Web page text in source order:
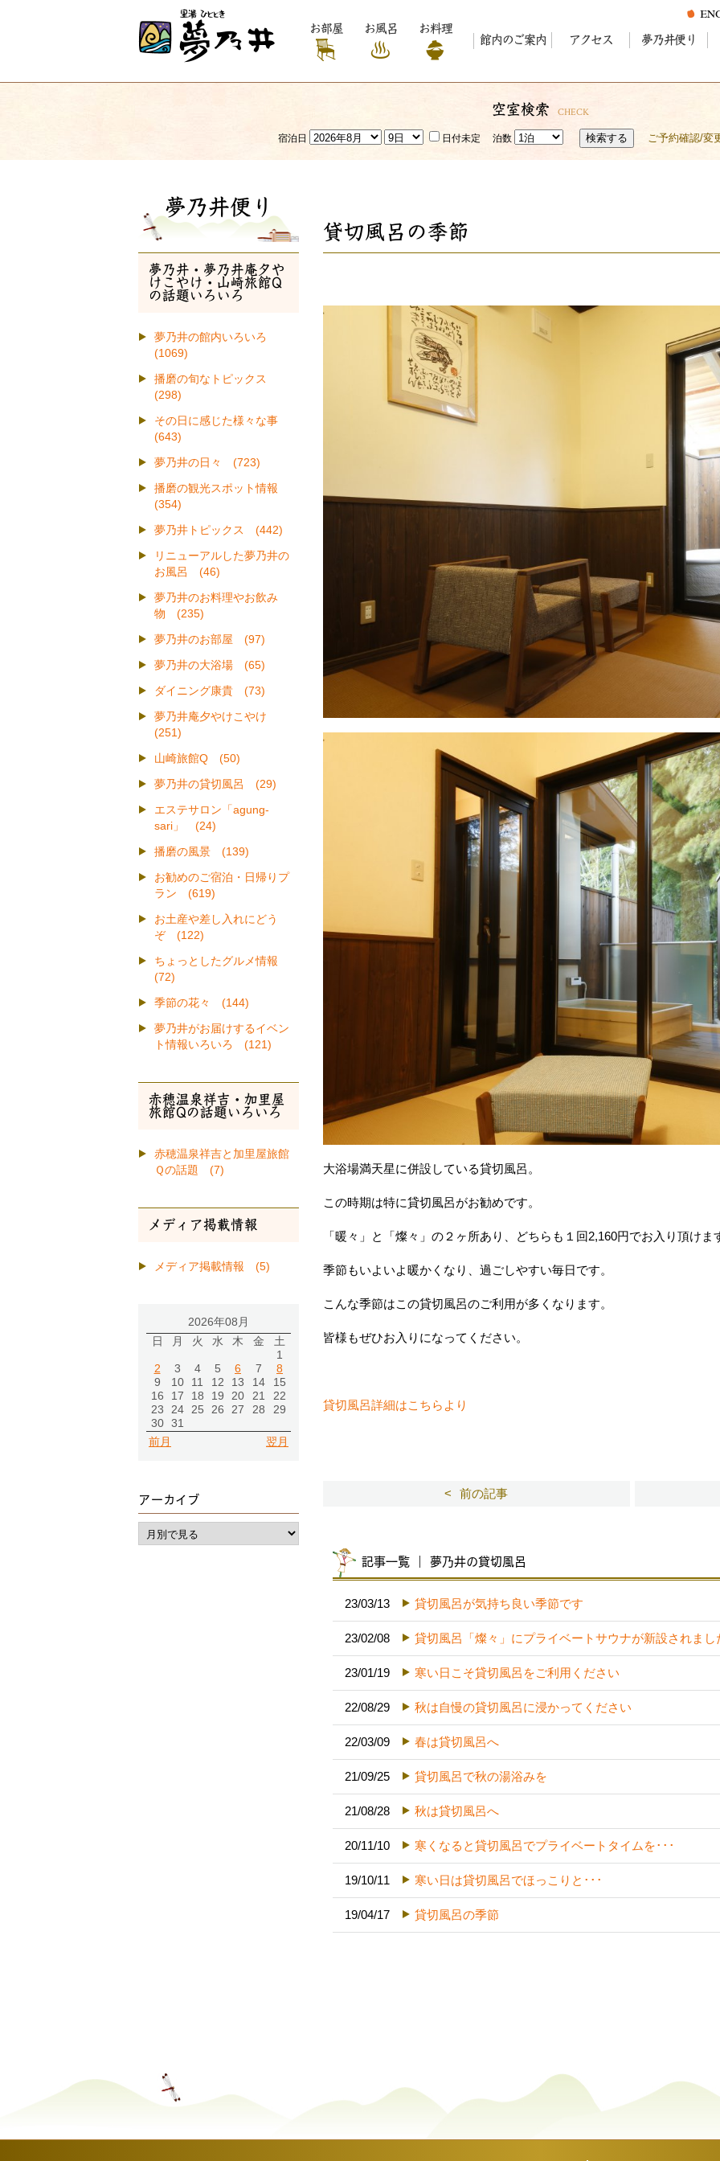
お部屋 お風呂
お料理
館内のご案内
アクセス 夢乃井便り
空室検索 CHECK
宿泊日 日付未定 泊数 検索する ご予約確認/変
夢乃井便り
貸切風呂の季節
大浴場満天星に併設している貸切風呂。
この時期は特に貸切風呂がお勧めです。
「暖々」と「燦々」の２ヶ所あり、どちらも１回2,160円でお入り頂けま
季節もいよいよ暖かくなり、過ごしやすい毎日です。
こんな季節はこの貸切風呂のご利用が多くなります。
皆様もぜひお入りになってください。
貸切風呂詳細はこちらより
前の記事
記事一覧 ｜ 夢乃井の貸切風呂
23/03/13 貸切風呂が気持ち良い季節です
23/02/08 貸切風呂「燦々」にプライベートサウナが新設されまし
23/01/19 寒い日こそ貸切風呂をご利用ください
22/08/29 秋は自慢の貸切風呂に浸かってください
22/03/09 春は貸切風呂へ
21/09/25 貸切風呂で秋の湯浴みを
21/08/28 秋は貸切風呂へ
20/11/10 寒くなると貸切風呂でプライベートタイムを･･･
19/10/11 寒い日は貸切風呂でほっこりと･･･
19/04/17 貸切風呂の季節
夢乃井・夢乃井庵夕や
けこやけ・山崎旅館Q
の話題いろいろ
夢乃井の館内いろいろ
(1069)
播磨の旬なトピックス
(298)
その日に感じた様々な事
(643)
夢乃井の日々 (723)
播磨の観光スポット情報
(354)
夢乃井トピックス (442)
リニューアルした夢乃井の
お風呂 (46)
夢乃井のお料理やお飲み
物 (235)
夢乃井のお部屋 (97)
夢乃井の大浴場 (65)
ダイニング康貴 (73)
夢乃井庵夕やけこやけ
(251)
山崎旅館Q (50)
夢乃井の貸切風呂 (29)
エステサロン「agung-
sari」 (24)
播磨の風景 (139)
お勧めのご宿泊・日帰りプ
ラン (619)
お土産や差し入れにどう
ぞ (122)
ちょっとしたグルメ情報
(72)
季節の花々 (144)
夢乃井がお届けするイベン
ト情報いろいろ (121)
赤穂温泉祥吉・加里屋
旅館Qの話題いろいろ
赤穂温泉祥吉と加里屋旅館
Ｑの話題 (7)
メディア掲載情報
メディア掲載情報 (5)
2026年08月
日
月 火 水 木 金
土
1
2
3 4 5 6 7
8
9
10 11 12 13 14
15
16
17 18 19 20 21
22
23
24 25 26 27 28
29
30
31
前月
翌月
アーカイブ